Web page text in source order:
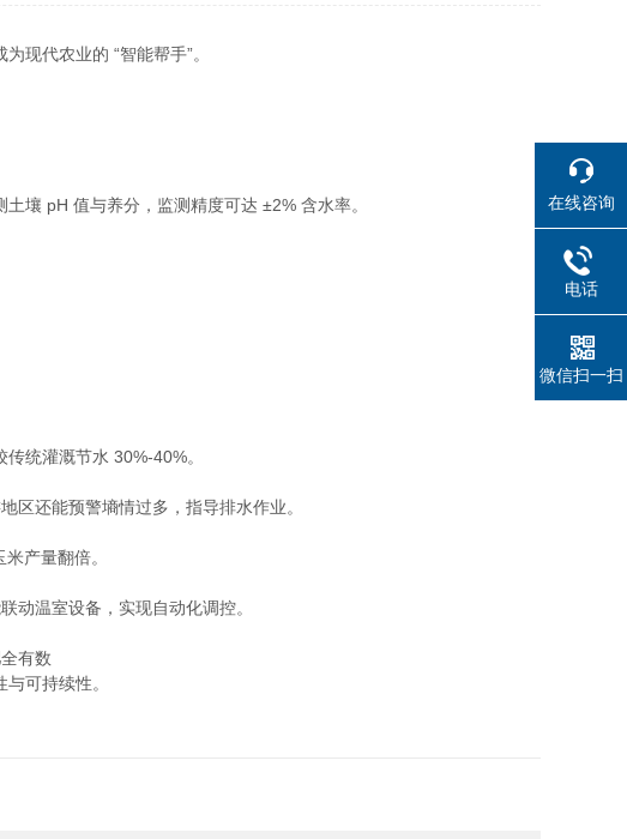
现代农业的 “智能帮手”。
壤 pH 值与养分，监测精度可达 ±2% 含水率。
统灌溉节水 30%-40%。
还能预警墒情过多，指导排水作业。
产量翻倍。
温室设备，实现自动化调控。
可持续性。
在线咨询
电话
微信扫一扫